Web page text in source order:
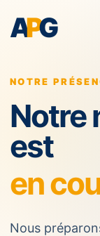
APG
NOTRE
Notre
est
en
Nous